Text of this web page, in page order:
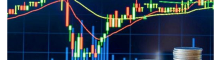
Привітання
Кримінал